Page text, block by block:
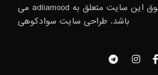
© 2019 - تمامی حقوق این سایت متعلق به adliamood می
باشد. طراحی سایت سوادکوهی